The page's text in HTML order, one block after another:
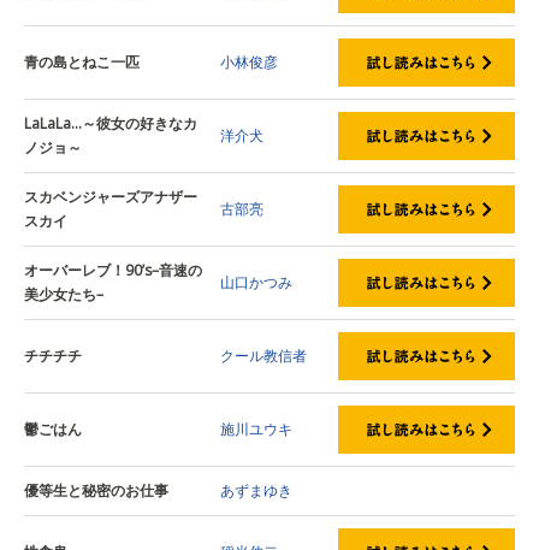
青の島とねこ一匹 小林俊彦
LaLaLa…～彼女の好きなカ
ノジョ～
洋介犬
スカベンジャーズアナザー
スカイ
古部亮
オーバーレブ！90’s–音速の
美少女たち–
山口かつみ
チチチチ クール教信者
鬱ごはん 施川ユウキ
優等生と秘密のお仕事 あずまゆき